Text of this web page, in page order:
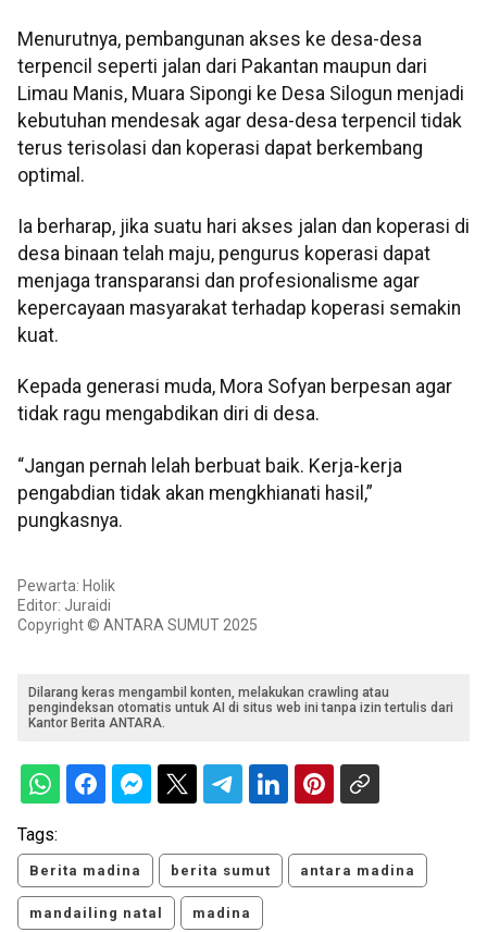
Menurutnya, pembangunan akses ke desa-desa
terpencil seperti jalan dari Pakantan maupun dari
Limau Manis, Muara Sipongi ke Desa Silogun menjadi
kebutuhan mendesak agar desa-desa terpencil tidak
terus terisolasi dan koperasi dapat berkembang
optimal.
Ia berharap, jika suatu hari akses jalan dan koperasi di
desa binaan telah maju, pengurus koperasi dapat
menjaga transparansi dan profesionalisme agar
kepercayaan masyarakat terhadap koperasi semakin
kuat.
Kepada generasi muda, Mora Sofyan berpesan agar
tidak ragu mengabdikan diri di desa.
“Jangan pernah lelah berbuat baik. Kerja-kerja
pengabdian tidak akan mengkhianati hasil,”
pungkasnya.
Pewarta: Holik
Editor: Juraidi
Copyright © ANTARA SUMUT 2025
Dilarang keras mengambil konten, melakukan crawling atau
pengindeksan otomatis untuk AI di situs web ini tanpa izin tertulis dari
Kantor Berita ANTARA.
Tags:
Berita madina berita sumut antara madina
mandailing natal madina